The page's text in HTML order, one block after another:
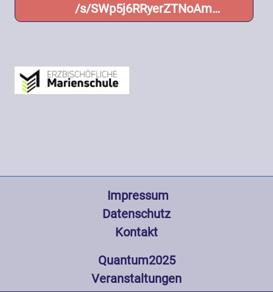
/s/SWp5j6RRyerZTNoAm…
Impressum
Datenschutz
Kontakt
Hauptnavigation
Quantum2025
Veranstaltungen